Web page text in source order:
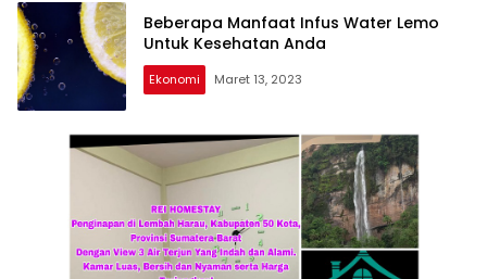
Beberapa Manfaat Infus Water Lemo
Untuk Kesehatan Anda
Ekonomi Maret 13, 2023